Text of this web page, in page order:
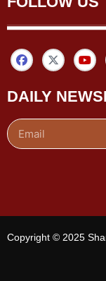
DAILY
Copyright © 2025